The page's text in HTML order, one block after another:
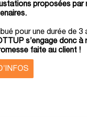
proposées par
pour une durée de 3
s’engage donc à
faite au client !